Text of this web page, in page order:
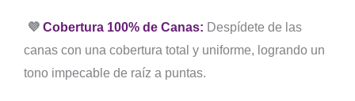
💜 Cobertura 100% de Canas: Despídete de las
canas con una cobertura total y uniforme, logrando un
tono impecable de raíz a puntas.